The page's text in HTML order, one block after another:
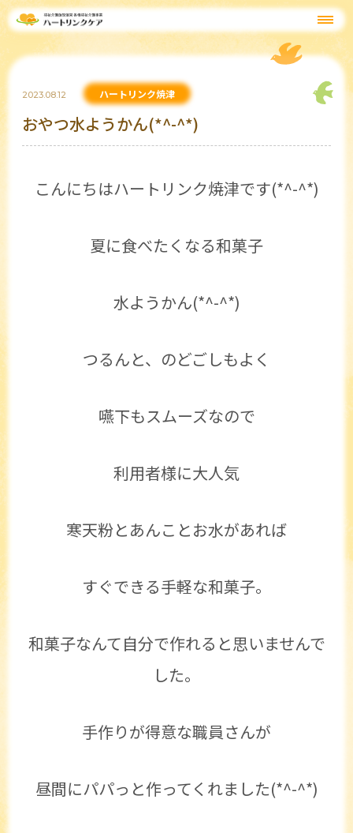
2023.08.12 ハートリンク焼津
おやつ水ようかん(*^-^*)
こんにちはハートリンク焼津です(*^-^*)
夏に食べたくなる和菓子
水ようかん(*^-^*)
つるんと、のどごしもよく
嚥下もスムーズなので
利用者様に大人気
寒天粉とあんことお水があれば
すぐできる手軽な和菓子。
和菓子なんて自分で作れると思いませんで
した。
手作りが得意な職員さんが
昼間にパパっと作ってくれました(*^-^*)